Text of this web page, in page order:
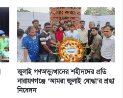
জুলাই গণঅভ্যুত্থানের শহীদদের প্রতি
নারায়ণগঞ্জে ‘আমরা জুলাই যোদ্ধা’র শ্রদ্ধা
নিবেদন